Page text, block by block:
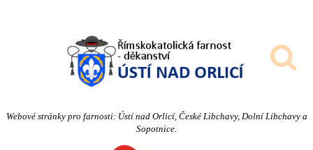
Webové stránky pro farnosti: Ústí nad Orlicí, České Libchavy, Dolní Libchavy a
Sopotnice.